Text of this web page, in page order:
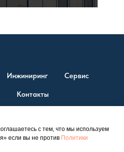
Инжиниринг Сервис
Контакты
официальный представитель
территории России.
с тем, что мы используем
если вы не против Политики